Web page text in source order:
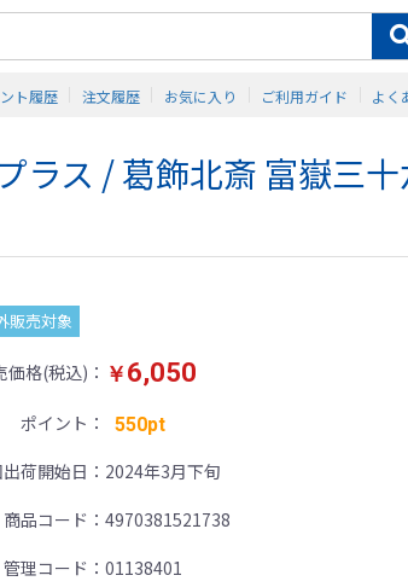
ト履歴 注文履歴 お気に入り ご利用ガイド よく
ラス / 葛飾北斎 富嶽三
販売対象
価格(税込) ￥6,050
ポイント 550pt
荷開始日
2024年3月下旬
商品コード
4970381521738
管理コード
01138401